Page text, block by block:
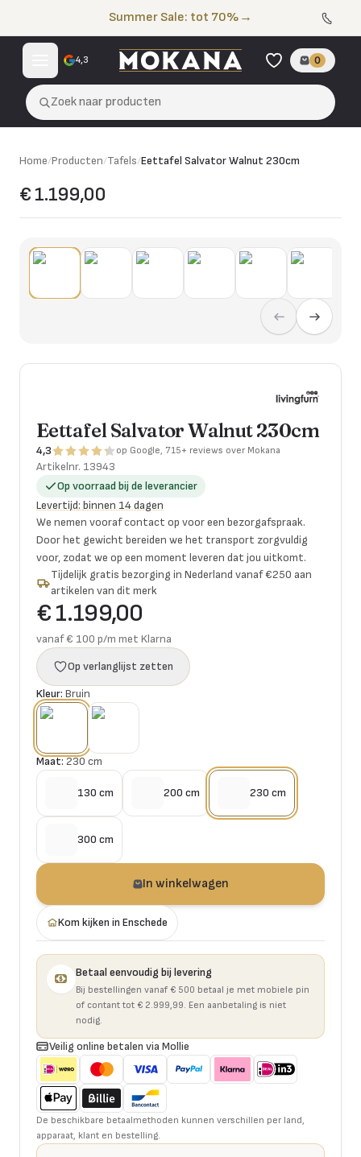
Summer Sale: tot 70% →
4,3 0
Zoek naar producten
Home/Producten/Tafels/Eettafel Salvator Walnut 230cm
€ 1.199,00
Eettafel Salvator Walnut 230cm
4,3 op Google, 715+ reviews over Mokana
Artikelnr. 13943
Op voorraad bij de leverancier
Levertijd: binnen 14 dagen
We nemen vooraf contact op voor een bezorgafspraak.
Door het gewicht bereiden we het transport zorgvuldig
voor, zodat we op een moment leveren dat jou uitkomt.
Tijdelijk gratis bezorging in Nederland vanaf €250 aan
artikelen van dit merk
€ 1.199,00
vanaf € 100 p/m met Klarna
Op verlanglijst zetten
Kleur: Bruin
Maat:230 cm
130 cm 200 cm 230 cm
300 cm
In winkelwagen
Kom kijken in Enschede
Betaal eenvoudig bij levering
Bij bestellingen vanaf € 500 betaal je met mobiele pin
of contant tot € 2.999,99. Een aanbetaling is niet
nodig.
Veilig online betalen via Mollie
De beschikbare betaalmethoden kunnen verschillen per land,
apparaat, klant en bestelling.